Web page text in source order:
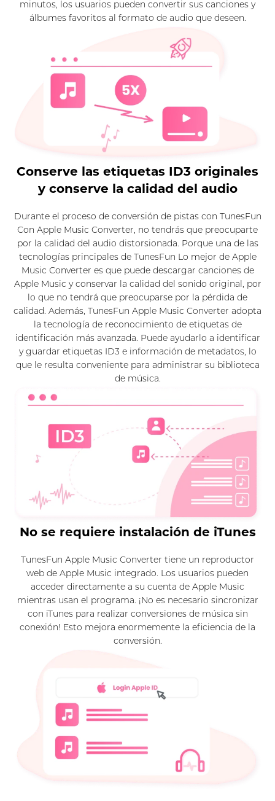
minutos, los usuarios pueden convertir sus canciones y
álbumes favoritos al formato de audio que deseen.
Conserve las etiquetas ID3 originales
y conserve la calidad del audio
Durante el proceso de conversión de pistas con TunesFun
Con Apple Music Converter, no tendrás que preocuparte
por la calidad del audio distorsionada. Porque una de las
tecnologías principales de TunesFun Lo mejor de Apple
Music Converter es que puede descargar canciones de
Apple Music y conservar la calidad del sonido original, por
lo que no tendrá que preocuparse por la pérdida de
calidad. Además, TunesFun Apple Music Converter adopta
la tecnología de reconocimiento de etiquetas de
identificación más avanzada. Puede ayudarlo a identificar
y guardar etiquetas ID3 e información de metadatos, lo
que le resulta conveniente para administrar su biblioteca
de música.
No se requiere instalación de iTunes
TunesFun Apple Music Converter tiene un reproductor
web de Apple Music integrado. Los usuarios pueden
acceder directamente a su cuenta de Apple Music
mientras usan el programa. ¡No es necesario sincronizar
con iTunes para realizar conversiones de música sin
conexión! Esto mejora enormemente la eficiencia de la
conversión.